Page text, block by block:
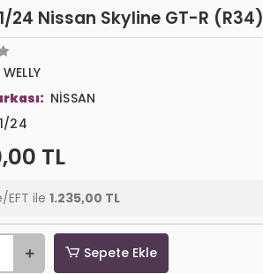
24 Nissan Skyline GT-R (R34)
WELLY
NİSSAN
1/24
TL
EFT ile 1.235,00 TL
Sepete Ekle